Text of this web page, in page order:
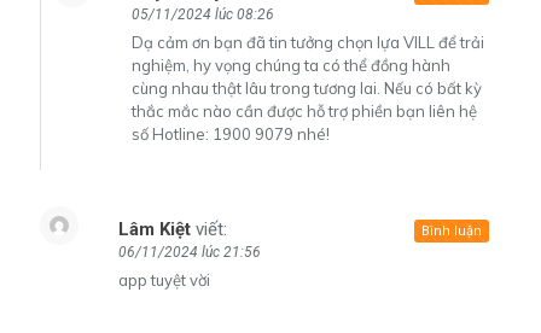
05/11/2024 lúc 08:26
Dạ cảm ơn bạn đã tin tưởng chọn lựa VILL để trải
nghiệm, hy vọng chúng ta có thể đồng hành
cùng nhau thật lâu trong tương lai. Nếu có bất kỳ
thắc mắc nào cần được hỗ trợ phiền bạn liên hệ
số Hotline: 1900 9079 nhé!
Lâm Kiệt viết:
06/11/2024 lúc 21:56
app tuyệt vời
Bình luận